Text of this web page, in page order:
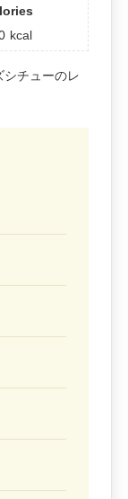
kcal
シチューのレ